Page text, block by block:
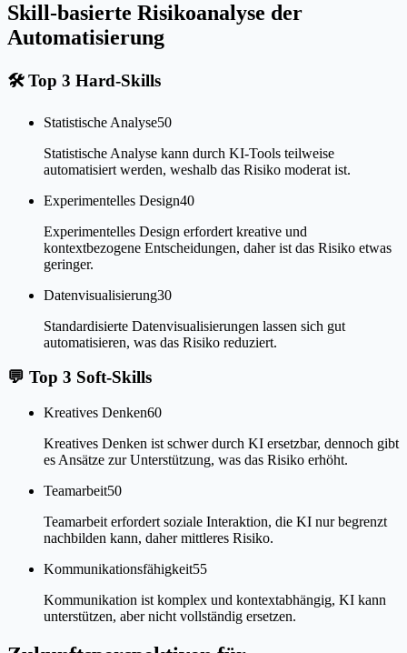
Skill-basierte Risikoanalyse der
Automatisierung
🛠Top 3 Hard-Skills
Statistische Analyse50
Statistische Analyse kann durch KI-Tools teilweise
automatisiert werden, weshalb das Risiko moderat ist.
Experimentelles Design40
Experimentelles Design erfordert kreative und
kontextbezogene Entscheidungen, daher ist das Risiko etwas
geringer.
Datenvisualisierung30
Standardisierte Datenvisualisierungen lassen sich gut
automatisieren, was das Risiko reduziert.
💬 Top 3 Soft-Skills
Kreatives Denken60
Kreatives Denken ist schwer durch KI ersetzbar, dennoch gibt
es Ansätze zur Unterstützung, was das Risiko erhöht.
Teamarbeit50
Teamarbeit erfordert soziale Interaktion, die KI nur begrenzt
nachbilden kann, daher mittleres Risiko.
Kommunikationsfähigkeit55
Kommunikation ist komplex und kontextabhängig, KI kann
unterstützen, aber nicht vollständig ersetzen.